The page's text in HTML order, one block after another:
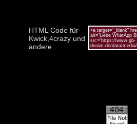
HTML Code für
Kwick,4crazy und
andere